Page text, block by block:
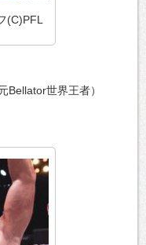
(C)PFL
世界王者）